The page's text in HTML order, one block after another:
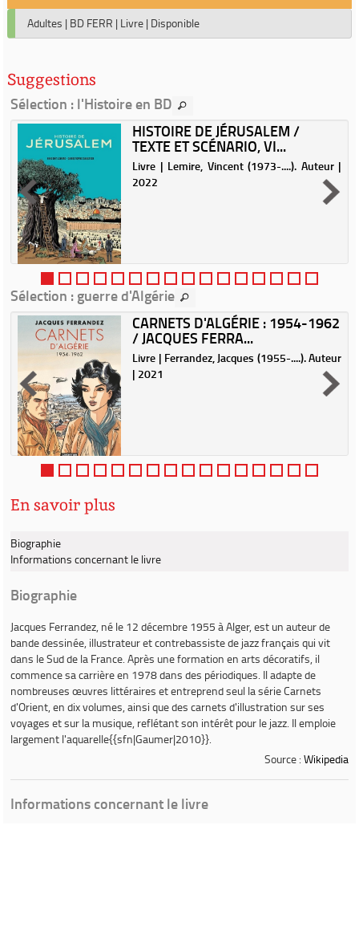
Adultes | BD FERR | Livre | Disponible
Suggestions
Sélection : l'Histoire en BD
HISTOIRE DE JÉRUSALEM /
TEXTE ET SCÉNARIO, VI...
Livre | Lemire, Vincent (1973-....). Auteur |
2022
Sélection : guerre d'Algérie
CARNETS D'ALGÉRIE : 1954-1962
/ JACQUES FERRA...
Livre | Ferrandez, Jacques (1955-....). Auteur
| 2021
En savoir plus
Biographie
Informations concernant le livre
Biographie
Jacques Ferrandez , né le 12 décembre 1955 à Alger, est un auteur de
bande dessinée, illustrateur et contrebassiste de jazz français qui vit
dans le Sud de la France. Après une formation en arts décoratifs, il
commence sa carrière en 1978 dans des périodiques. Il adapte de
nombreuses œuvres littéraires et entreprend seul la sérieCarnets
d'Orient , en dix volumes, ainsi que des carnets d'illustration sur ses
voyages et sur la musique, reflétant son intérêt pour le jazz. Il emploie
largement l'aquarelle{{sfn|Gaumer|2010}}.
Source : Wikipedia
Informations concernant le livre